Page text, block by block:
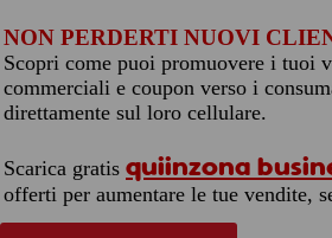
NON PERDERTI NUOVI
Scopri come puoi promuovere i tuoi
commerciali e coupon verso i
direttamente sul loro cellulare.
Scarica gratis quiinzona
offerti per aumentare le tue vendite,